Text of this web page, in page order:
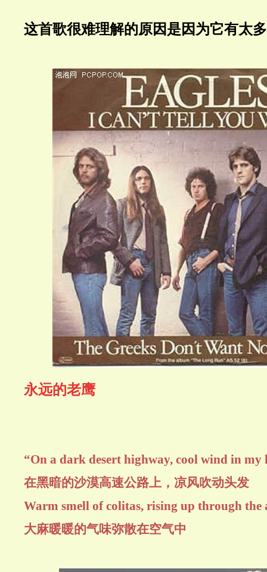
这首歌很难理解的原因是因为它有太
永远的老鹰
“On a dark desert highway, cool wind in my
在黑暗的沙漠高速公路上，凉风吹动头发
Warm smell of colitas, rising up through the
大麻暖暖的气味弥散在空气中